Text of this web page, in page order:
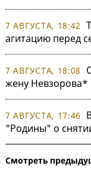
7 АВГУСТА, 18:42
агитацию перед
7 АВГУСТА, 18:08
жену Невзорова*
7 АВГУСТА, 17:46
"Родины" о
Смотреть